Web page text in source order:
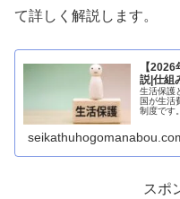
て詳しく解説します。
【
説|仕組
生活保護
国が生活
制度です
スポ